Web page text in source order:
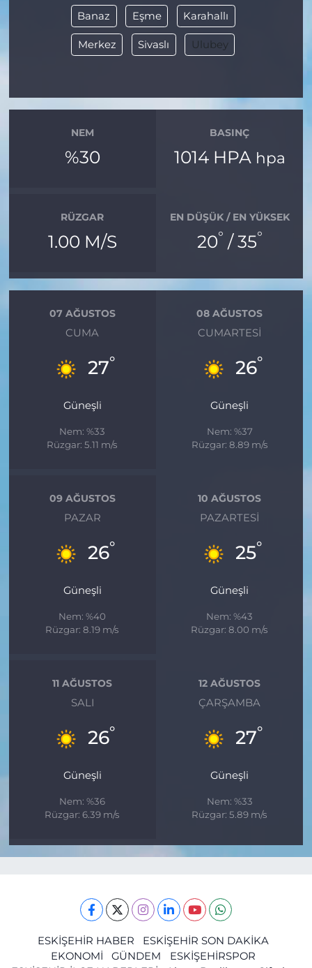
Banaz Eşme Karahallı
Merkez Sivaslı Ulubey
NEM
%30
BASINÇ
1014 HPA hpa
RÜZGAR
1.00 M/S
EN DÜŞÜK / EN YÜKSEK
20° / 35°
07 AĞUSTOS
CUMA
27°
Güneşli
Nem: %33
Rüzgar: 5.11 m/s
08 AĞUSTOS
CUMARTESI
26°
Güneşli
Nem: %37
Rüzgar: 8.89 m/s
09 AĞUSTOS
PAZAR
26°
Güneşli
Nem: %40
Rüzgar: 8.19 m/s
10 AĞUSTOS
PAZARTESI
25°
Güneşli
Nem: %43
Rüzgar: 8.00 m/s
11 AĞUSTOS
SALI
26°
Güneşli
Nem: %36
Rüzgar: 6.39 m/s
12 AĞUSTOS
ÇARŞAMBA
27°
Güneşli
Nem: %33
Rüzgar: 5.89 m/s
ESKİŞEHİR HABER
ESKİŞEHİR SON DAKİKA
EKONOMİ
GÜNDEM
ESKİŞEHİRSPOR